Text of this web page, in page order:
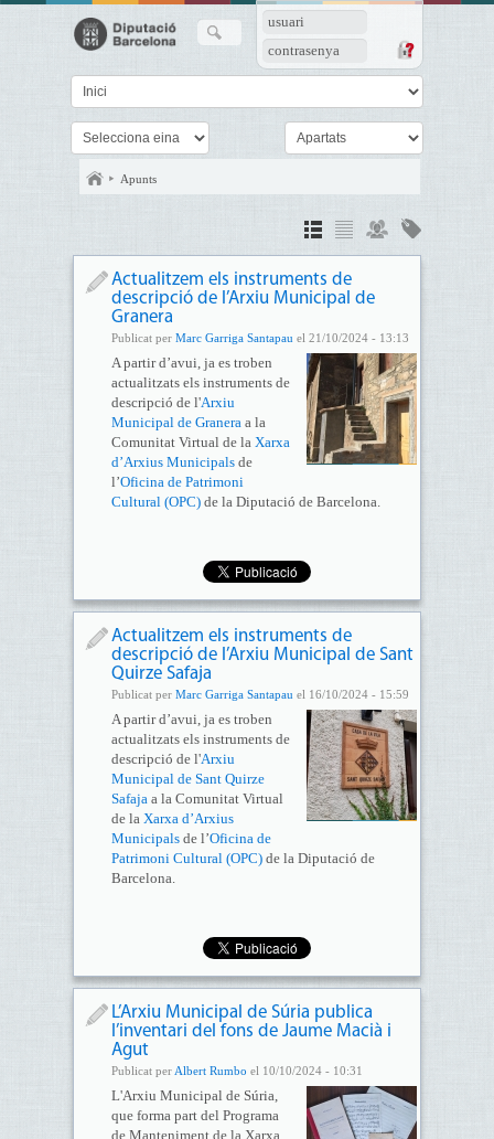
usuari
contrasenya
Apunts
Actualitzem els instruments de
descripció de l’Arxiu Municipal de
Granera
Publicat per Marc Garriga Santapau el 21/10/2024 - 13:13
A partir d’avui, ja es troben
actualitzats els instruments de
descripció de l'Arxiu
Municipal de Graneraa la
Comunitat Virtual de la Xarxa
d’Arxius Municipalsde
l’Oficina de Patrimoni
Cultural (OPC)de la Diputació de Barcelona.
Actualitzem els instruments de
descripció de l’Arxiu Municipal de Sant
Quirze Safaja
Publicat per Marc Garriga Santapau el 16/10/2024 - 15:59
A partir d’avui, ja es troben
actualitzats els instruments de
descripció de l'Arxiu
Municipal de Sant Quirze
Safajaa la Comunitat Virtual
de la Xarxa d’Arxius
Municipalsde l’Oficina de
Patrimoni Cultural (OPC)de la Diputació de
Barcelona.
L’Arxiu Municipal de Súria publica
l’inventari del fons de Jaume Macià i
Agut
Publicat per Albert Rumbo el 10/10/2024 - 10:31
L'Arxiu Municipal de Súria,
que forma part del Programa
de Manteniment de la Xarxa